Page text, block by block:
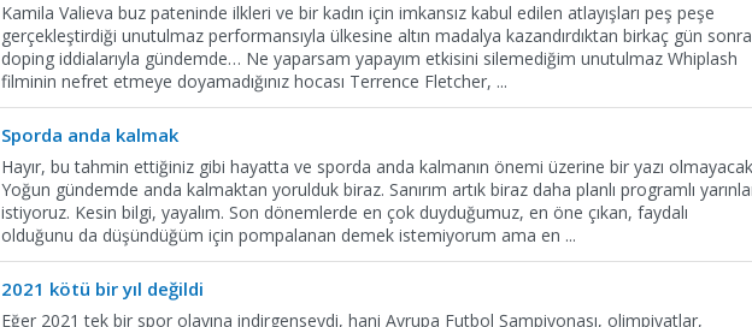
Kamila Valieva buz pateninde ilkleri ve bir kadın için imkansız kabul edilen atlayışları peş peşe
gerçekleştirdiği unutulmaz performansıyla ülkesine altın madalya kazandırdıktan birkaç gün sonra
doping iddialarıyla gündemde… Ne yaparsam yapayım etkisini silemediğim unutulmaz Whiplash
filminin nefret etmeye doyamadığınız hocası Terrence Fletcher, ...
Sporda anda kalmak
Hayır, bu tahmin ettiğiniz gibi hayatta ve sporda anda kalmanın önemi üzerine bir yazı
Yoğun gündemde anda kalmaktan yorulduk biraz. Sanırım artık biraz daha planlı programlı
istiyoruz. Kesin bilgi, yayalım. Son dönemlerde en çok duyduğumuz, en öne çıkan, faydalı
olduğunu da düşündüğüm için pompalanan demek istemiyorum ama en ...
2021 kötü bir yıl değildi
Eğer 2021 tek bir spor olayına indirgenseydi, hani Avrupa Futbol Şampiyonası, olimpiyatlar,